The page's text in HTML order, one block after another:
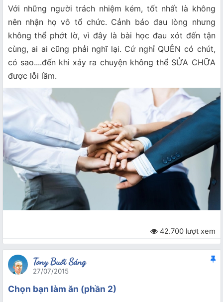
Với những người trách nhiệm kém, tốt nhất là không
nên nhận họ vô tổ chức. Cảnh báo đau lòng nhưng
không thể phớt lờ, vì đây là bài học đau xót đến tận
cùng, ai ai cũng phải nghĩ lại. Cứ nghỉ QUÊN có chút,
có sao....đến khi xảy ra chuyện không thể SỬA CHỮA
được lỗi lầm.
42.700 lượt xem
Tony Buổi Sáng
27/07/2015
Chọn bạn làm ăn (phần 2)